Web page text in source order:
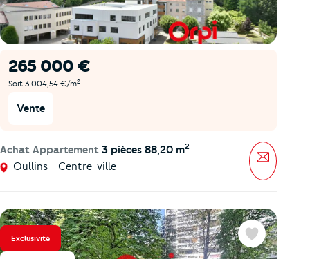
265 000 €
Soit 3 004,54 €/m2
Vente
Achat Appartement 3 pièces 88,20 m2
Oullins - Centre-ville
Message
Exclusivité Favoris